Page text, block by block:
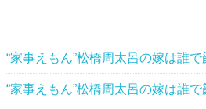
“家事えもん”松橋周太呂の嫁は誰
“家事えもん”松橋周太呂の嫁は誰